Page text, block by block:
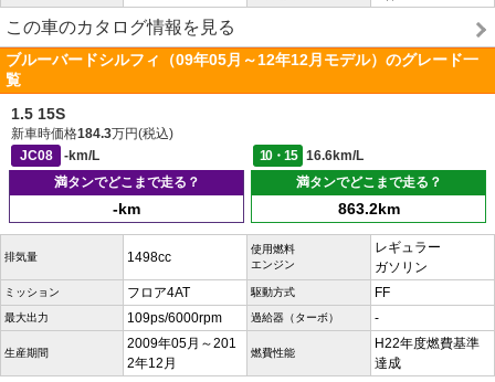
この車のカタログ情報を見る
ブルーバードシルフィ（09年05月～12年12月モデル）のグレード一
覧
1.5 15S
新車時価格184.3万円(税込)
JC08
-km/L 10・15
16.6km/L
満タンでどこまで走る？
-km
満タンでどこまで走る？
863.2km
排気量 1498cc
使用燃料
エンジン
レギュラー
ガソリン
ミッション フロア4AT 駆動方式 FF
最大出力 109ps/6000rpm 過給器（ターボ） -
生産期間
2009年05月～201
2年12月
燃費性能
H22年度燃費基準
達成